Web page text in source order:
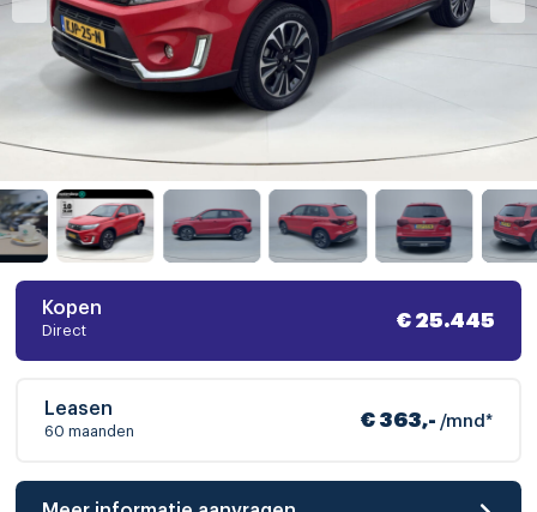
Leasen
60 maanden
€ 363,- /mnd*
Kopen
Direct
€ 25.445